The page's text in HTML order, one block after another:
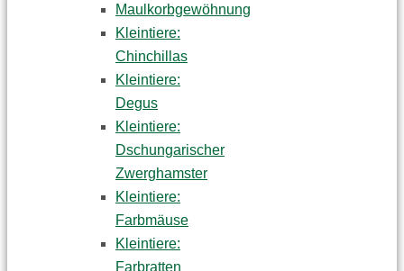
Maulkorbgewöhnung
Kleintiere:
Chinchillas
Kleintiere:
Degus
Kleintiere:
Dschungarischer
Zwerghamster
Kleintiere:
Farbmäuse
Kleintiere:
Farbratten